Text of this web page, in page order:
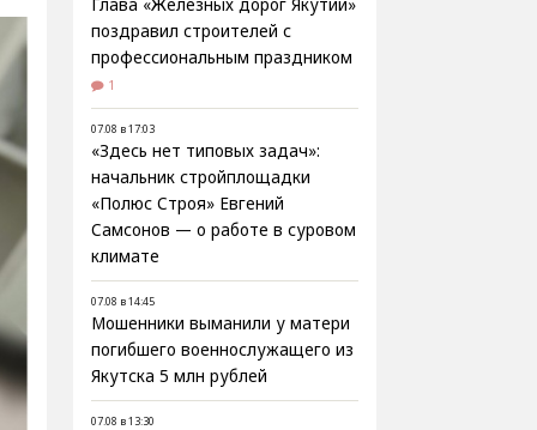
Глава «Железных дорог Якутии»
поздравил строителей с
профессиональным праздником
1
07.08 в 17:03
«Здесь нет типовых задач»:
начальник стройплощадки
«Полюс Строя» Евгений
Самсонов — о работе в суровом
климате
07.08 в 14:45
Мошенники выманили у матери
погибшего военнослужащего из
Якутска 5 млн рублей
07.08 в 13:30